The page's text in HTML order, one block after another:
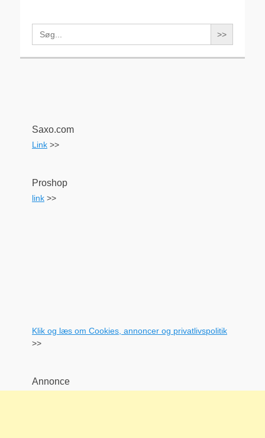
Search
for:
Saxo.com
Link >>
Proshop
link >>
Klik og læs om Cookies, annoncer og privatlivspolitik
>>
Annonce